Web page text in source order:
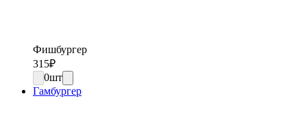
Фишбургер
315₽
0шт
Гамбургер